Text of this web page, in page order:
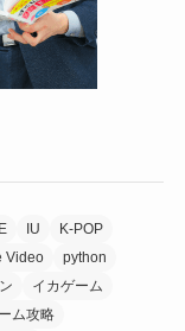
IU
K-POP
Video
python
イカゲーム
ム攻略